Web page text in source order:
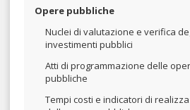
Opere pubbliche
Nuclei di valutazione e verifica
investimenti pubblici
Atti di programmazione delle
pubbliche
Tempi costi e indicatori di